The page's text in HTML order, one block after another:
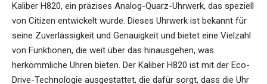
Kaliber H820, ein präzises Analog-Quarz-Uhrwerk, das speziell
von Citizen entwickelt wurde. Dieses Uhrwerk ist bekannt für
seine Zuverlässigkeit und Genauigkeit und bietet eine Vielzahl
von Funktionen, die weit über das hinausgehen, was
herkömmliche Uhren bieten. Der Kaliber H820 ist mit der Eco-
Drive-Technologie ausgestattet, die dafür sorgt, dass die Uhr